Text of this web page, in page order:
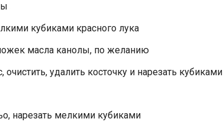
кубиками красного лука
масла канолы, по желанию
удалить косточку и нарезать кубиками
нарезать мелкими кубиками